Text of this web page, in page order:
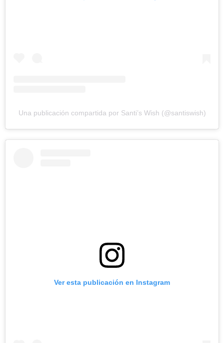
Una publicación compartida por Santi’s Wish (@santiswish)
Ver esta publicación en Instagram